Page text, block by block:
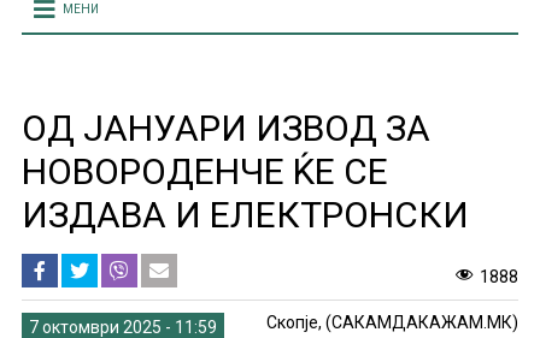
МЕНИ
ОД ЈАНУАРИ ИЗВОД ЗА
НОВОРОДЕНЧЕ ЌЕ СЕ
ИЗДАВА И ЕЛЕКТРОНСКИ
1888
7 октомври 2025 - 11:59 Скопје, (САКАМДАКАЖАМ.МК)